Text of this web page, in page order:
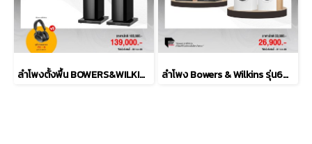
ลำโพงตั้งพื้น BOWERS&WILKINS รุ่น 704 S3 ลำโพง Bowers & Wilkins รุ่น607 S3